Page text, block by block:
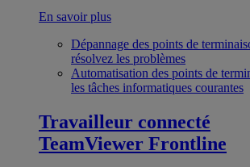
En savoir plus
Dépannage des points de
résolvez les problèmes
Automatisation des points de
les tâches informatiques courantes
Travailleur connecté
TeamViewer Frontline